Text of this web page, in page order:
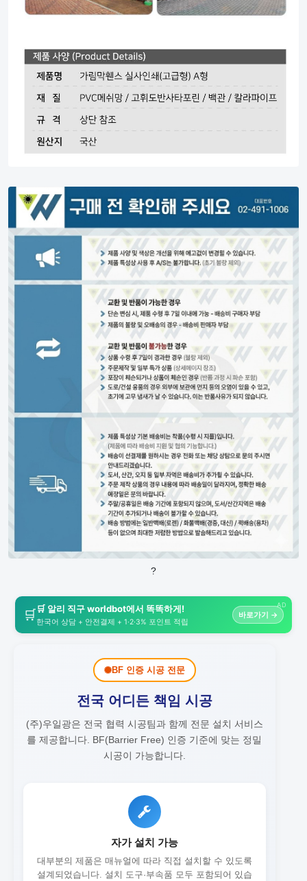
?
AD
🛒🛒 알리 직구 worldbot에서 똑똑하게!
한국어 상담 + 안전결제 + 1·2·3% 포인트 적립
바로가기 →
BF 인증 시공 전문
전국 어디든 책임 시공
(주)우일광은 전국 협력 시공팀과 함께 전문 설치 서비스
를 제공합니다. BF(Barrier Free) 인증 기준에 맞는 정밀
시공이 가능합니다.
자가 설치 가능
대부분의 제품은 매뉴얼에 따라 직접 설치할 수 있도록
설계되었습니다. 설치 도구·부속품 모두 포함되어 있습